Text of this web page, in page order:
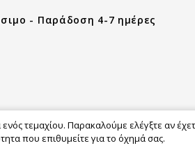
- Παράδοση 4-7 ημέρες
τεμαχίου. Παρακαλούμε ελέγξτε αν
που επιθυμείτε για το όχημά σας.